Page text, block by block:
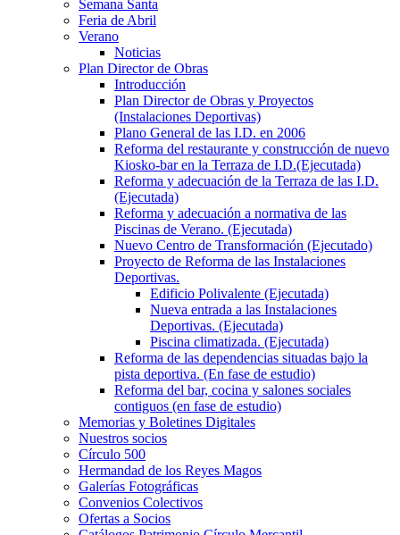
Semana Santa
Feria de Abril
Verano
Noticias
Plan Director de Obras
Introducción
Plan Director de Obras y Proyectos
(Instalaciones Deportivas)
Plano General de las I.D. en 2006
Reforma del restaurante y construcción de nuevo
Kiosko-bar en la Terraza de I.D.(Ejecutada)
Reforma y adecuación de la Terraza de las I.D.
(Ejecutada)
Reforma y adecuación a normativa de las
Piscinas de Verano. (Ejecutada)
Nuevo Centro de Transformación (Ejecutado)
Proyecto de Reforma de las Instalaciones
Deportivas.
Edificio Polivalente (Ejecutada)
Nueva entrada a las Instalaciones
Deportivas. (Ejecutada)
Piscina climatizada. (Ejecutada)
Reforma de las dependencias situadas bajo la
pista deportiva. (En fase de estudio)
Reforma del bar, cocina y salones sociales
contiguos (en fase de estudio)
Memorias y Boletines Digitales
Nuestros socios
Círculo 500
Hermandad de los Reyes Magos
Galerías Fotográficas
Convenios Colectivos
Ofertas a Socios